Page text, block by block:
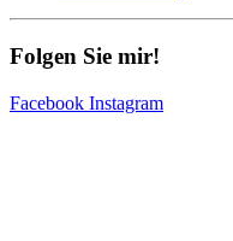
Folgen Sie mir!
Facebook Instagram